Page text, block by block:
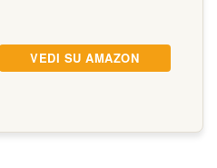
VEDI SU AMAZON